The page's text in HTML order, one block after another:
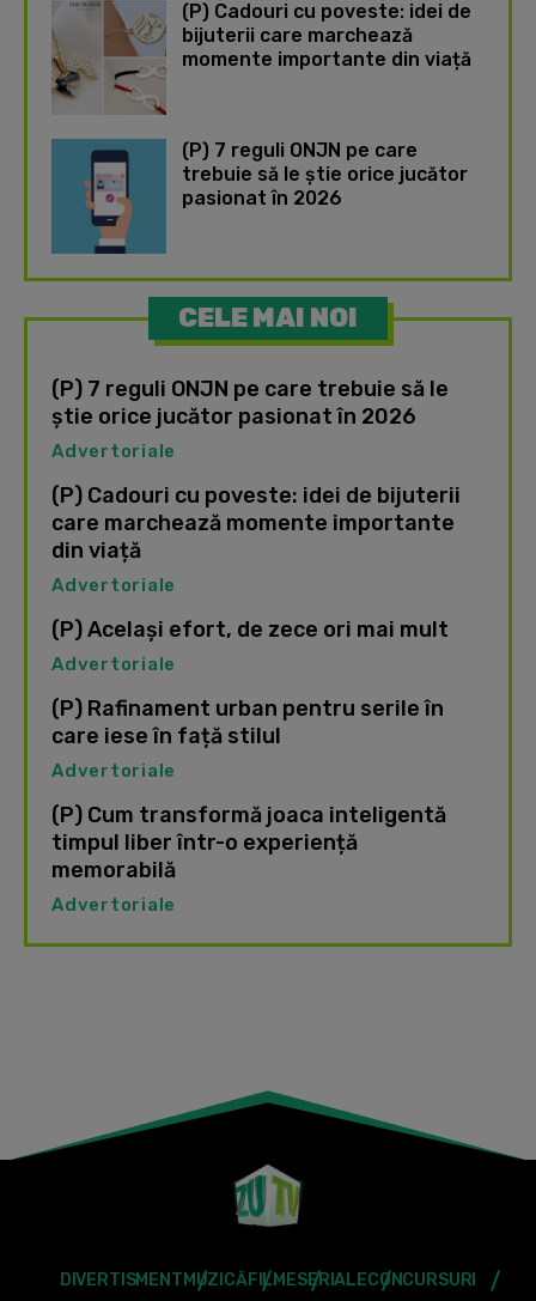
(P) Cadouri cu poveste: idei de
bijuterii care marchează
momente importante din viață
(P) 7 reguli ONJN pe care
trebuie să le știe orice jucător
pasionat în 2026
CELE MAI NOI
(P) 7 reguli ONJN pe care trebuie să le
știe orice jucător pasionat în 2026
Advertoriale
(P) Cadouri cu poveste: idei de bijuterii
care marchează momente importante
din viață
Advertoriale
(P) Același efort, de zece ori mai mult
Advertoriale
(P) Rafinament urban pentru serile în
care iese în față stilul
Advertoriale
(P) Cum transformă joaca inteligentă
timpul liber într-o experiență
memorabilă
Advertoriale
DIVERTISMENT MUZICĂFILMESERIALECONCURSURI